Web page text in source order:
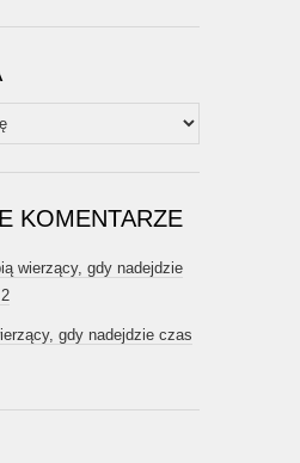
KOMENTARZE
wierzący, gdy nadejdzie
gdy nadejdzie czas